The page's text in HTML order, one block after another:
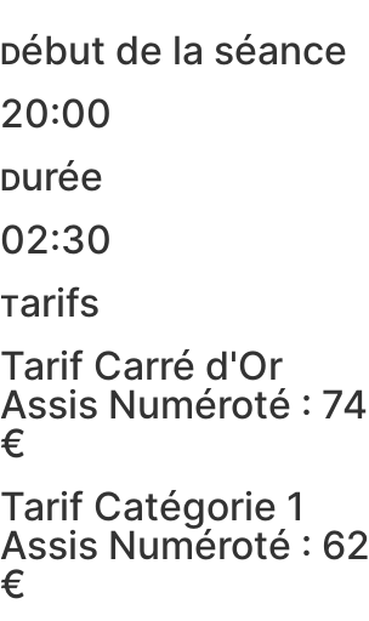
Début de la séance
20:00
Durée
02:30
Tarifs
Tarif Carré d'Or
Assis Numéroté : 74
€
Tarif Catégorie 1
Assis Numéroté : 62
€